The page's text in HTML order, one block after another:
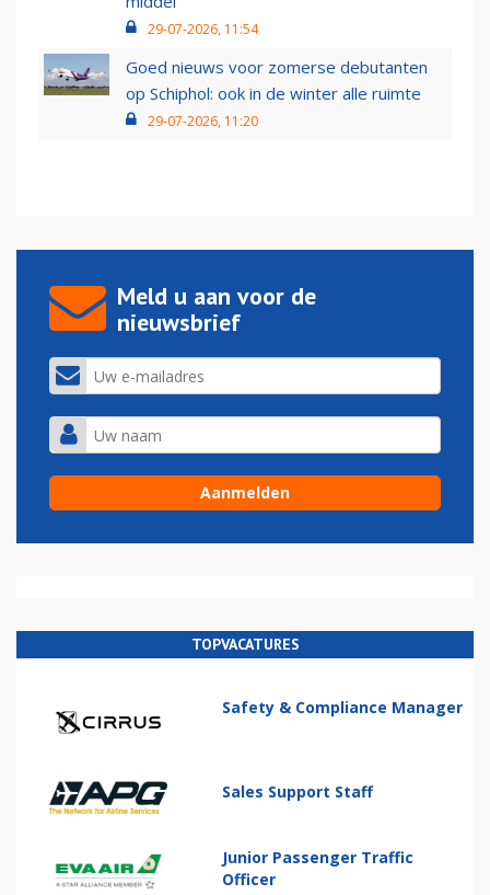
29-07-2026, 11:54
Goed nieuws voor zomerse debutanten
op Schiphol: ook in de winter alle ruimte
29-07-2026, 11:20
Meld u aan voor de
nieuwsbrief
TOPVACATURES
Safety & Compliance Manager
Sales Support Staff
Junior Passenger Traffic
Officer